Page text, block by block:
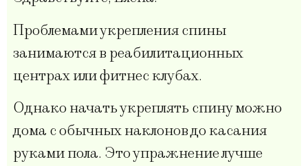
Проблемами укрепления спины
занимаются в реабилитационных
центрах или фитнес клубах.
Однако начать укреплять спину можно
дома с обычных наклонов до касания
руками пола. Это упражнение лучше